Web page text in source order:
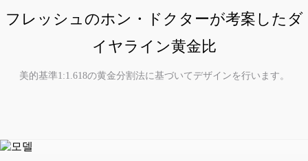
フレッシュのホン・ドクターが考案したダ
イヤライン黄金比
美的基準1:1.618の黄金分割法に基づいてデザインを行います。